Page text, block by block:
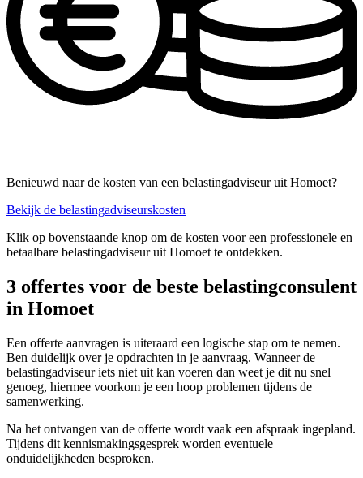
Benieuwd naar de kosten van een belastingadviseur uit Homoet?
Bekijk de belastingadviseurskosten
Klik op bovenstaande knop om de kosten voor een professionele en
betaalbare belastingadviseur uit Homoet te ontdekken.
3 offertes voor de beste belastingconsulent
in Homoet
Een offerte aanvragen is uiteraard een logische stap om te nemen.
Ben duidelijk over je opdrachten in je aanvraag. Wanneer de
belastingadviseur iets niet uit kan voeren dan weet je dit nu snel
genoeg, hiermee voorkom je een hoop problemen tijdens de
samenwerking.
Na het ontvangen van de offerte wordt vaak een afspraak ingepland.
Tijdens dit kennismakingsgesprek worden eventuele
onduidelijkheden besproken.